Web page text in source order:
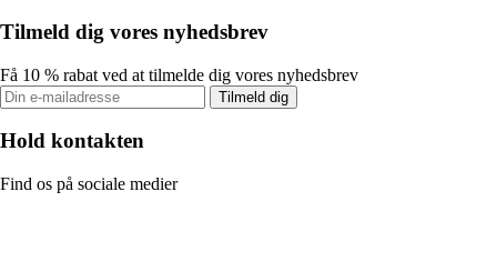
Tilmeld dig vores nyhedsbrev
Få 10 % rabat ved at tilmelde dig vores nyhedsbrev
Tilmeld dig
Hold kontakten
Find os på sociale medier